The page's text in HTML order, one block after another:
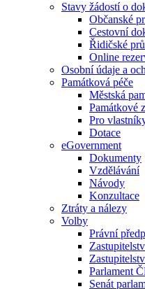
Stavy žádostí o
Občanské
Cestovní
Řidičské
Online
Osobní údaje a
Památková péče
Městská
Památkové
Pro
Dotace
eGovernment
Dokumenty
Vzdělávání
Návody
Konzultace
Ztráty a nálezy
Volby
Právní
Parlament
Senát